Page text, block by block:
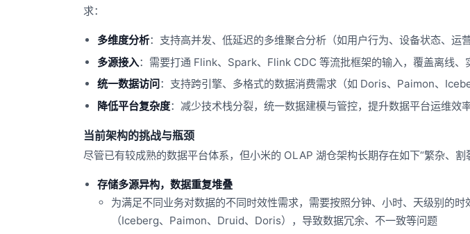
求：
多维度分析：支持高并发、低延迟的多维聚合分析（如用户行为、设备状态、运营
多源接入：需要打通 Flink、Spark、Flink CDC 等流批框架的输入，覆盖离线、
统一数据访问：支持跨引擎、多格式的数据消费需求（如 Doris、Paimon、
降低平台复杂度：减少技术栈分裂，统一数据建模与管控，提升数据平台运维效率
当前架构的挑战与瓶颈
尽管已有较成熟的数据平台体系，但小米的 OLAP 湖仓架构长期存在如下“繁杂、割
存储多源异构，数据重复堆叠
为满足不同业务对数据的不同时效性需求，需要按照分钟、小时、天级别的
（Iceberg、Paimon、Druid、Doris），导致数据冗余、不一致等问题